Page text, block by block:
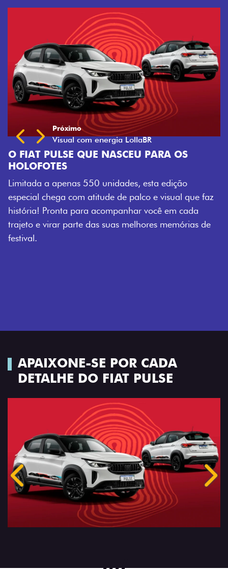
OS
edição
visual que faz
em cada
memórias de
APAIXONE-SE POR CADA
DETALHE DO FIAT PULSE
Anterior